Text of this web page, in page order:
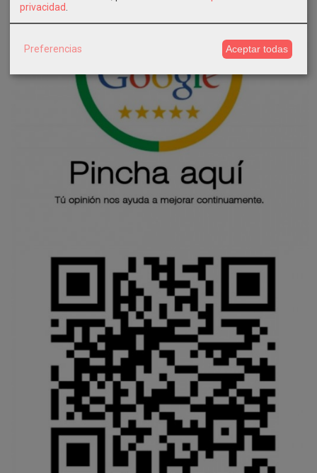
privacidad
Preferencias Aceptar todas